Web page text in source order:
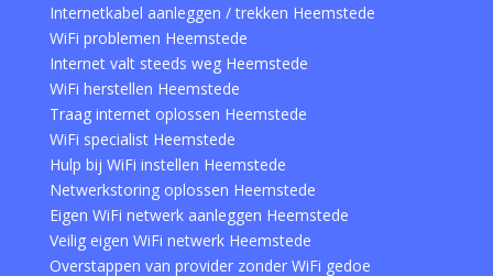
Internetkabel aanleggen / trekken Heemstede
WiFi problemen Heemstede
Internet valt steeds weg Heemstede
WiFi herstellen Heemstede
Traag internet oplossen Heemstede
WiFi specialist Heemstede
Hulp bij WiFi instellen Heemstede
Netwerkstoring oplossen Heemstede
Eigen WiFi netwerk aanleggen Heemstede
Veilig eigen WiFi netwerk Heemstede
Overstappen van provider zonder WiFi gedoe